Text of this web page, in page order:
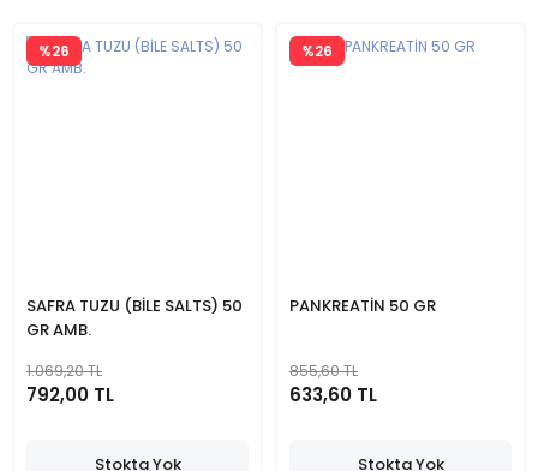
SAFRA TUZU (BİLE SALTS) 50
GR AMB.
%26
1.069,20 TL
792,00 TL
Stokta Yok
PANKREATİN 50 GR
%26
855,60 TL
633,60 TL
Stokta Yok